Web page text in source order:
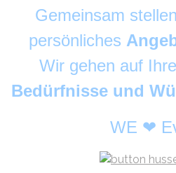
Gemeinsam
persönliches
Wir gehen auf Ihre
Bedürfnisse und
WE ❤